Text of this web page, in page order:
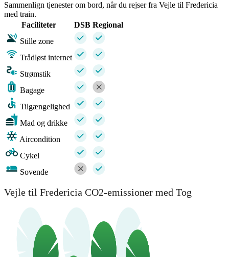
Sammenlign tjenester om bord, når du rejser fra Vejle til Fredericia
med train.
Faciliteter
DSB Regional
Stille zone
Trådløst internet
Strømstik
Bagage
Tilgængelighed
Mad og drikke
Aircondition
Cykel
Sovende
Vejle til Fredericia CO2-emissioner med Tog